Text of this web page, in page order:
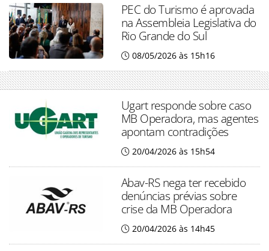
PEC do Turismo é aprovada
na Assembleia Legislativa do
Rio Grande do Sul
08/05/2026 às 15h16
Ugart responde sobre caso
MB Operadora, mas agentes
apontam contradições
20/04/2026 às 15h54
Abav-RS nega ter recebido
denúncias prévias sobre
crise da MB Operadora
20/04/2026 às 14h45